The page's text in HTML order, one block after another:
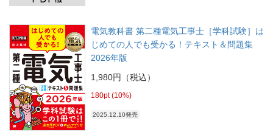
電気教科書 第二種電気工事士［学科試験］は
じめての人でも受かる！テキスト＆問題集
2026年版
1,980円（税込）
180pt (10%)
2025.12.10発売